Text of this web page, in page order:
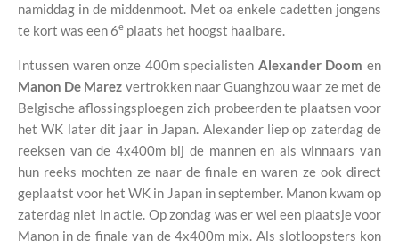
namiddag in de middenmoot. Met oa enkele cadetten jongens
te kort was een 6e plaats het hoogst haalbare.
Intussen waren onze 400m specialisten Alexander Doom en
Manon De Marez vertrokken naar Guanghzou waar ze met de
Belgische aflossingsploegen zich probeerden te plaatsen voor
het WK later dit jaar in Japan. Alexander liep op zaterdag de
reeksen van de 4x400m bij de mannen en als winnaars van
hun reeks mochten ze naar de finale en waren ze ook direct
geplaatst voor het WK in Japan in september. Manon kwam op
zaterdag niet in actie. Op zondag was er wel een plaatsje voor
Manon in de finale van de 4x400m mix. Als slotloopsters kon